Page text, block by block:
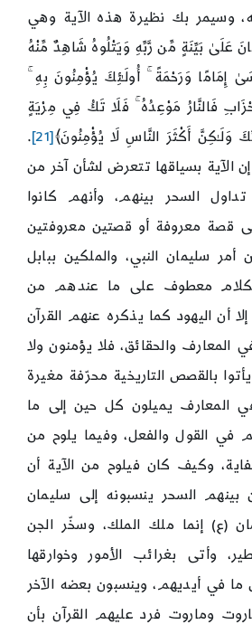
وسيمر بك نظيرة هذه الآية وهي
عَلَىٰ بَيِّنَةٍ مِّن رَّبِّهِ وَيَتْلُوهُ شَاهِدٌ مِّنْهُ
إِمَامًا وَرَحْمَةً ۚ أُولَـٰئِكَ يُؤْمِنُونَ بِهِ
فَالنَّارُ مَوْعِدُهُ ۚ فَلَا تَكُ فِي مِرْيَةٍ
وَلَـٰكِنَّ أَكْثَرَ النَّاسِ لَا يُؤْمِنُونَ﴾[21]
.
الآية بسياقها تتعرض لشأن آخر من
السحر بينهم، وأنهم كانوا
قصة معروفة أو قصتين معروفتين
سليمان النبي، والملكين ببابل
معطوف على ما عندهم من
أن اليهود كما يذكره عنهم القرآن
المعارف والحقائق، فلا يؤمنون ولا
بالقصص التاريخية محرّفة مغيرة
المعارف يميلون كل حين إلى ما
في القول والفعل، وفيما يلوح من
وكيف كان فيلوح من الآية أن
بينهم السحر ينسبونه إلى سليمان
(ع) إنما ملك الملك، وسخّر الجن
وأتى بغرائب الأمور وخوارقها
في أيديهم، وينسبون بعضه الآخر
وماروت فرد عليهم القرآن بأن